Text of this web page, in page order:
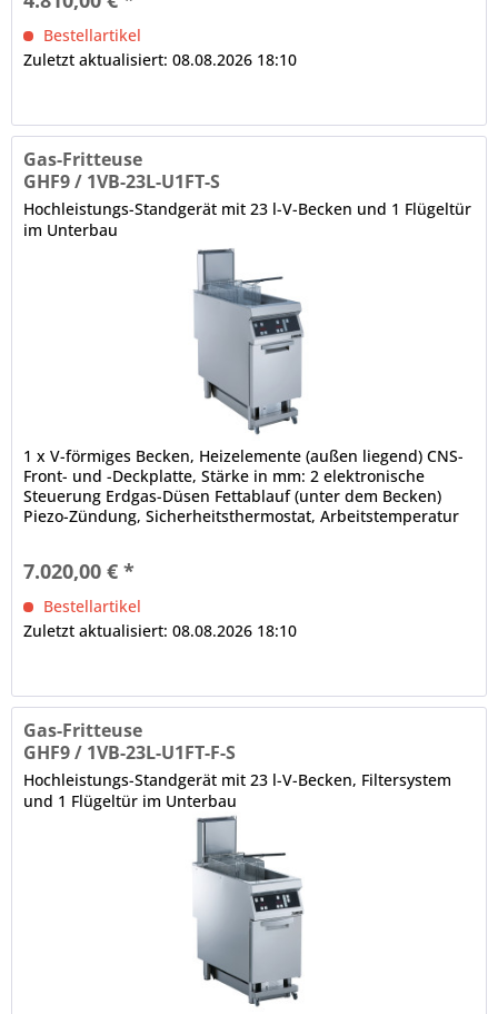
Bestellartikel
Zuletzt aktualisiert: 08.08.2026 18:10
Gas-Fritteuse
GHF9 / 1VB-23L-U1FT-S
Hochleistungs-Standgerät mit 23 l-V-Becken und 1 Flügeltür
im Unterbau
1 x V-förmiges Becken, Heizelemente (außen liegend) CNS-
Front- und -Deckplatte, Stärke in mm: 2 elektronische
Steuerung Erdgas-Düsen Fettablauf (unter dem Becken)
Piezo-Zündung, Sicherheitsthermostat, Arbeitstemperatur
7.020,00 € *
Bestellartikel
Zuletzt aktualisiert: 08.08.2026 18:10
Gas-Fritteuse
GHF9 / 1VB-23L-U1FT-F-S
Hochleistungs-Standgerät mit 23 l-V-Becken, Filtersystem
und 1 Flügeltür im Unterbau